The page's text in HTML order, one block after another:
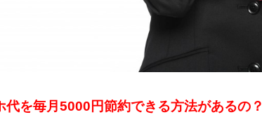
代を毎月5000円節約できる方法があるの？